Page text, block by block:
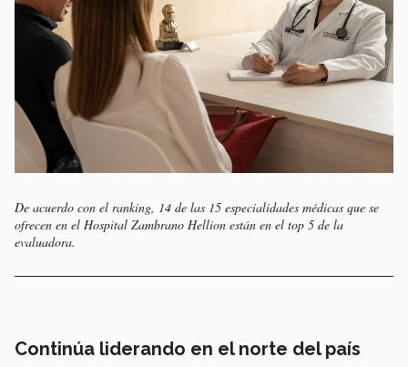
De acuerdo con el ranking, 14 de las 15 especialidades médicas que se
ofrecen en el Hospital Zambrano Hellion están en el top 5 de la
evaluadora.
Continúa liderando en el norte del país